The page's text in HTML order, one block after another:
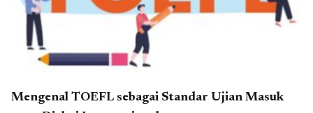
Mengenal TOEFL sebagai Standar Ujian Masuk